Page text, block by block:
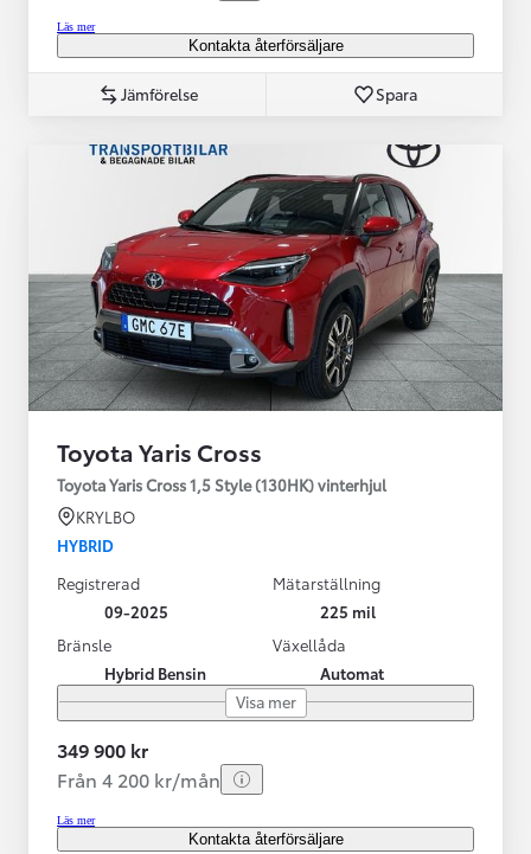
Läs mer
Kontakta återförsäljare
Jämförelse Spara
Toyota Yaris Cross
Toyota Yaris Cross 1,5 Style (130HK) vinterhjul
KRYLBO
HYBRID
Registrerad
09-2025
Mätarställning
225 mil
Bränsle
Hybrid Bensin
Växellåda
Automat
Visa mer
349 900 kr
Från 4 200 kr/mån
Läs mer
Kontakta återförsäljare